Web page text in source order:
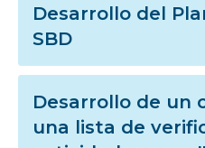
Desarrollo del
SBD
Desarrollo de un
una lista de